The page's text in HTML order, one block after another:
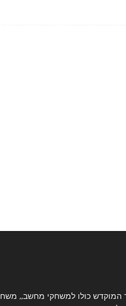
המוקדש כולו למשחקי מחשב,,